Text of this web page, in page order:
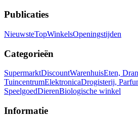
Publicaties
NieuwsteTopWinkelsOpeningstijden
Categorieën
SupermarktDiscountWarenhuisEten,
TuincentrumElektronicaDrogisterij,
SpeelgoedDierenBiologische winkel
Informatie